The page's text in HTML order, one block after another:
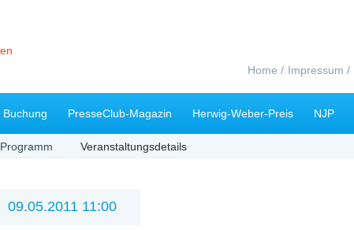
Navigation
Home Impressum
Buchung PresseClub-Magazin Herwig-Weber-Preis NJP
Programm Veranstaltungsdetails
09.05.2011 11:00